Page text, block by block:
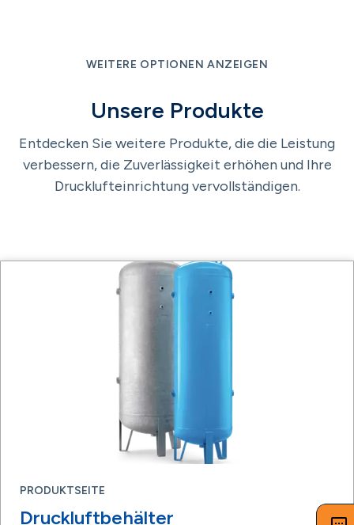
WEITERE OPTIONEN ANZEIGEN
Unsere Produkte
Entdecken Sie weitere Produkte, die die Leistung
verbessern, die Zuverlässigkeit erhöhen und Ihre
Drucklufteinrichtung vervollständigen.
PRODUKTSEITE
Druckluftbehälter